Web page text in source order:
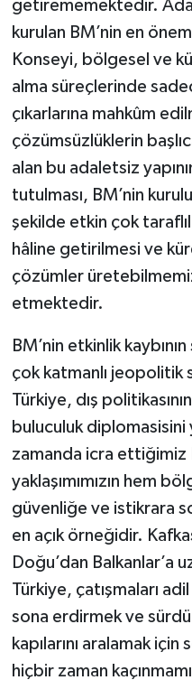
getirememektedir.
kurulan BM’nin en
Konseyi, bölgesel ve
alma süreçlerinde
çıkarlarına mahkûm
çözümsüzlüklerin
alan bu adaletsiz
tutulması, BM’nin
şekilde etkin çok
hâline getirilmesi ve
çözümler
etmektedir.
BM’nin etkinlik
çok katmanlı jeopolitik
Türkiye, dış
buluculuk
zamanda icra ettiğimiz
yaklaşımımızın hem
güvenliğe ve istikrara
en açık örneğidir.
Doğu’dan Balkanlar’a
Türkiye, çatışmaları
sona erdirmek ve
kapılarını aralamak
hiçbir zaman